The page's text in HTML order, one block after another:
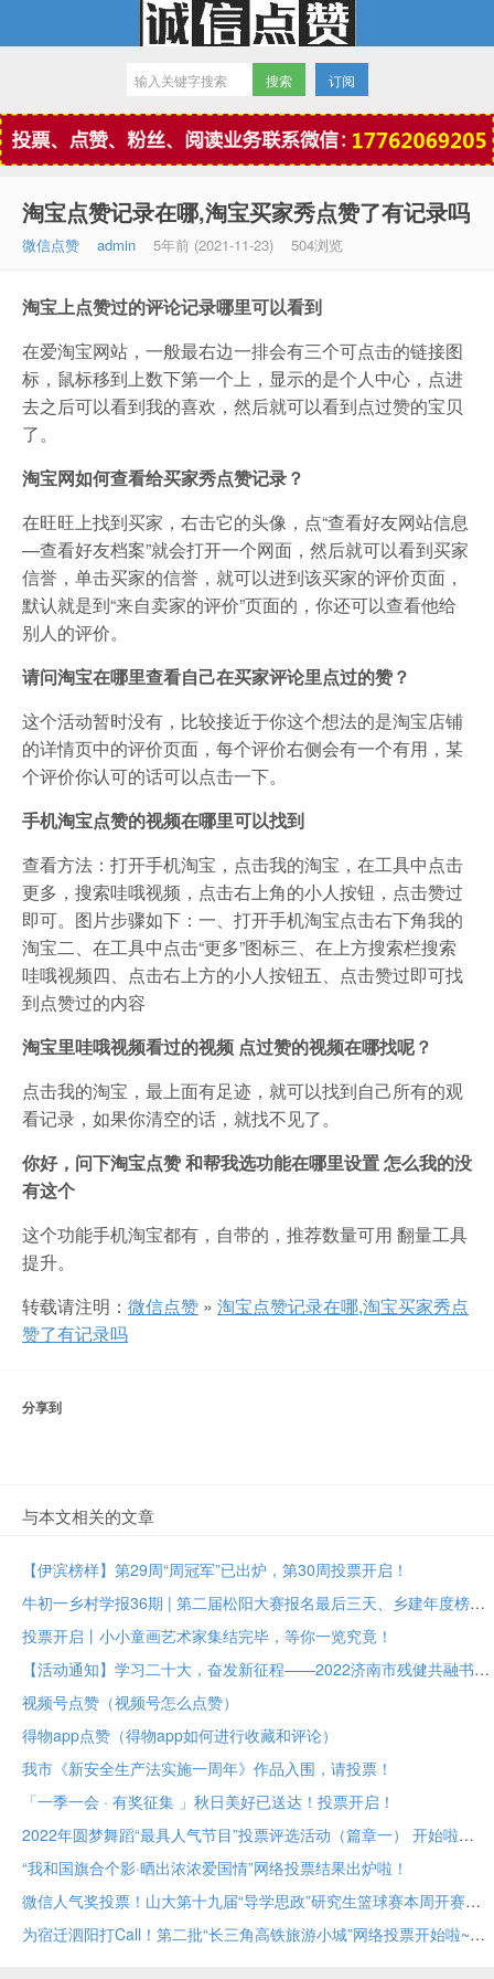
微信点赞
订阅
淘宝点赞记录在哪,淘宝买家秀点赞了有记录吗
微信点赞 admin 5年前 (2021-11-23) 504浏览
淘宝上点赞过的评论记录哪里可以看到
在爱淘宝网站，一般最右边一排会有三个可点击的链接图
标，鼠标移到上数下第一个上，显示的是个人中心，点进
去之后可以看到我的喜欢，然后就可以看到点过赞的宝贝
了。
淘宝网如何查看给买家秀点赞记录？
在旺旺上找到买家，右击它的头像，点“查看好友网站信息
—查看好友档案”就会打开一个网面，然后就可以看到买家
信誉，单击买家的信誉，就可以进到该买家的评价页面，
默认就是到“来自卖家的评价”页面的，你还可以查看他给
别人的评价。
请问淘宝在哪里查看自己在买家评论里点过的赞？
这个活动暂时没有，比较接近于你这个想法的是淘宝店铺
的详情页中的评价页面，每个评价右侧会有一个有用，某
个评价你认可的话可以点击一下。
手机淘宝点赞的视频在哪里可以找到
查看方法：打开手机淘宝，点击我的淘宝，在工具中点击
更多，搜索哇哦视频，点击右上角的小人按钮，点击赞过
即可。图片步骤如下：一、打开手机淘宝点击右下角我的
淘宝二、在工具中点击“更多”图标三、在上方搜索栏搜索
哇哦视频四、点击右上方的小人按钮五、点击赞过即可找
到点赞过的内容
淘宝里哇哦视频看过的视频 点过赞的视频在哪找呢？
点击我的淘宝，最上面有足迹，就可以找到自己所有的观
看记录，如果你清空的话，就找不见了。
你好，问下淘宝点赞 和帮我选功能在哪里设置 怎么我的没
有这个
这个功能手机淘宝都有，自带的，推荐数量可用 翻量工具
提升。
转载请注明： 微信点赞 » 淘宝点赞记录在哪,淘宝买家秀点
赞了有记录吗
分享到
与本文相关的文章
【伊滨榜样】第29周“周冠军”已出炉，第30周投票开启！
牛初一乡村学报36期 | 第二届松阳大赛报名最后三天、乡建年度榜样大众投票进行中
投票开启丨小小童画艺术家集结完毕，等你一览究竟！
【活动通知】学习二十大，奋发新征程——2022济南市残健共融书法美术作品展投票评选
视频号点赞（视频号怎么点赞）
得物app点赞（得物app如何进行收藏和评论）
我市《新安全生产法实施一周年》作品入围，请投票！
「一季一会 · 有奖征集 」秋日美好已送达！投票开启！
2022年圆梦舞蹈“最具人气节目”投票评选活动（篇章一） 开始啦
“我和国旗合个影·晒出浓浓爱国情”网络投票结果出炉啦！
微信人气奖投票！山大第十九届“导学思政”研究生篮球赛本周开赛！
为宿迁泗阳打Call！第二批“长三角高铁旅游小城”网络投票开始啦~